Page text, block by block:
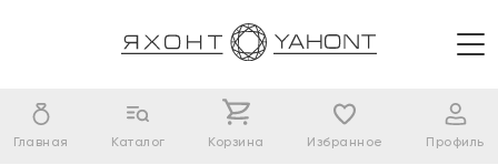
Главная Каталог Корзина Избранное Профиль